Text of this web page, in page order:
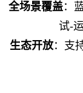
全场景覆盖：
试-
生态开放：支